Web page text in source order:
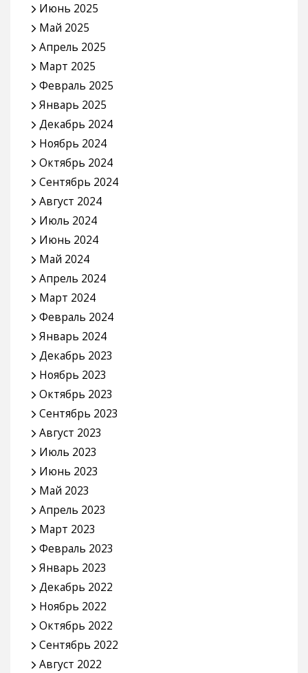
Июнь 2025
Май 2025
Апрель 2025
Март 2025
Февраль 2025
Январь 2025
Декабрь 2024
Ноябрь 2024
Октябрь 2024
Сентябрь 2024
Август 2024
Июль 2024
Июнь 2024
Май 2024
Апрель 2024
Март 2024
Февраль 2024
Январь 2024
Декабрь 2023
Ноябрь 2023
Октябрь 2023
Сентябрь 2023
Август 2023
Июль 2023
Июнь 2023
Май 2023
Апрель 2023
Март 2023
Февраль 2023
Январь 2023
Декабрь 2022
Ноябрь 2022
Октябрь 2022
Сентябрь 2022
Август 2022